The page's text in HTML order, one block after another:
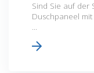
Sind Sie auf der
Duschpaneel
...